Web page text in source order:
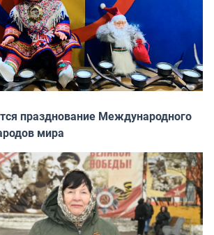
празднование Международного
мира